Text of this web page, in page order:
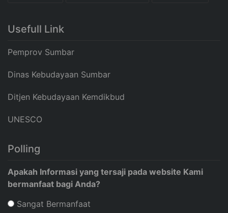
Usefull Link
Pemprov Sumbar
Dinas Kebudayaan Sumbar
Ditjen Kebudayaan Kemdikbud
UNESCO
Polling
Apakah Informasi yang tersaji pada website Kami
bermanfaat bagi Anda?
Sangat Bermanfaat